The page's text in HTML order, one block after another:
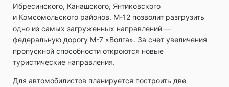
Ибресинского, Канашского, Янтиковского
и Комсомольского районов. М-12 позволит разгрузить
одно из самых загруженных направлений —
федеральную дорогу М-7 «Волга». За счет увеличения
пропускной способности откроются новые
туристические направления.
Для автомобилистов планируется построить две